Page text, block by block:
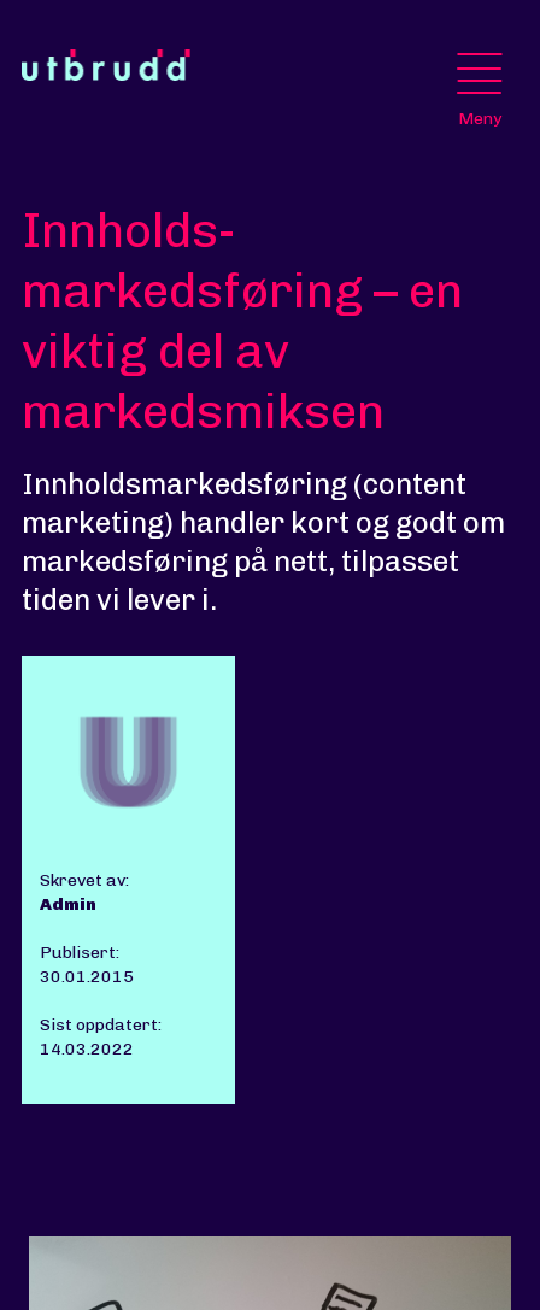
Meny
Innholds-
markedsføring – en
viktig del av
markedsmiksen
Innholdsmarkedsføring (content
marketing) handler kort og godt om
markedsføring på nett, tilpasset
tiden vi lever i.
Skrevet av:
Admin
Publisert:
30.01.2015
Sist oppdatert:
14.03.2022